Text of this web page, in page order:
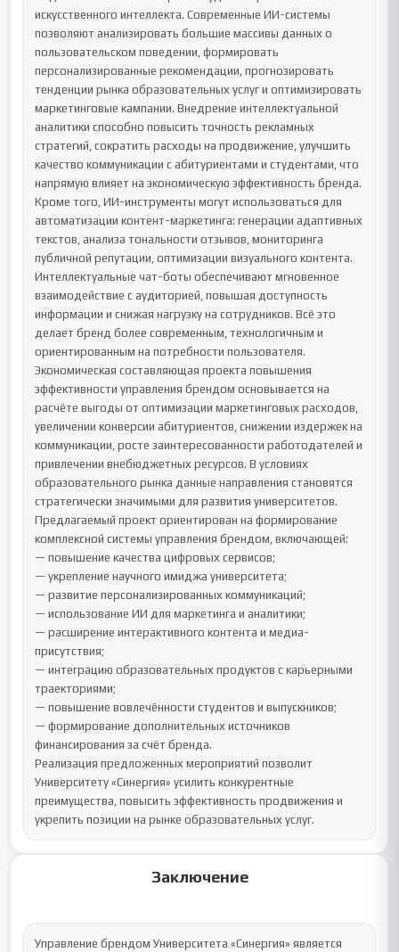
искусственного интеллекта. Современные ИИ-системы
позволяют анализировать большие массивы данных о
пользовательском поведении, формировать
персонализированные рекомендации, прогнозировать
тенденции рынка образовательных услуг и оптимизировать
маркетинговые кампании. Внедрение интеллектуальной
аналитики способно повысить точность рекламных
стратегий, сократить расходы на продвижение, улучшить
качество коммуникации с абитуриентами и студентами, что
напрямую влияет на экономическую эффективность бренда.
Кроме того, ИИ-инструменты могут использоваться для
автоматизации контент-маркетинга: генерации адаптивных
текстов, анализа тональности отзывов, мониторинга
публичной репутации, оптимизации визуального контента.
Интеллектуальные чат-боты обеспечивают мгновенное
взаимодействие с аудиторией, повышая доступность
информации и снижая нагрузку на сотрудников. Всё это
делает бренд более современным, технологичным и
ориентированным на потребности пользователя.
Экономическая составляющая проекта повышения
эффективности управления брендом основывается на
расчёте выгоды от оптимизации маркетинговых расходов,
увеличении конверсии абитуриентов, снижении издержек на
коммуникации, росте заинтересованности работодателей и
привлечении внебюджетных ресурсов. В условиях
образовательного рынка данные направления становятся
стратегически значимыми для развития университетов.
Предлагаемый проект ориентирован на формирование
комплексной системы управления брендом, включающей:
— повышение качества цифровых сервисов;
— укрепление научного имиджа университета;
— развитие персонализированных коммуникаций;
— использование ИИ для маркетинга и аналитики;
— расширение интерактивного контента и медиа-
присутствия;
— интеграцию образовательных продуктов с карьерными
траекториями;
— повышение вовлечённости студентов и выпускников;
— формирование дополнительных источников
финансирования за счёт бренда.
Реализация предложенных мероприятий позволит
Университету «Синергия» усилить конкурентные
преимущества, повысить эффективность продвижения и
укрепить позиции на рынке образовательных услуг.
Заключение
Управление брендом Университета «Синергия» является